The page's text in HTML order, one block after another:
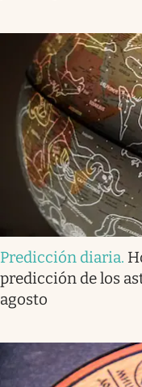
Predicción diaria.
predicción de los
agosto